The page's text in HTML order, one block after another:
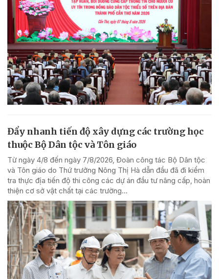
Đẩy nhanh tiến độ xây dựng các trường học
thuộc Bộ Dân tộc và Tôn giáo
Từ ngày 4/8 đến ngày 7/8/2026, Đoàn công tác Bộ Dân tộc
và Tôn giáo do Thứ trưởng Nông Thị Hà dẫn đầu đã đi kiểm
tra thực địa tiến độ thi công các dự án đầu tư nâng cấp, hoàn
thiện cơ sở vật chất tại các trường...